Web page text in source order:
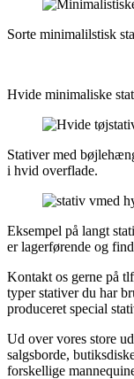
Sorte minimalilstisk
Hvide minimaliske
Stativer med
i hvid overflade.
Eksempel på langt
er lagerførende og
Kontakt os gerne på
typer stativer du har
produceret special
Ud over vores store
salgsborde,
forskellige